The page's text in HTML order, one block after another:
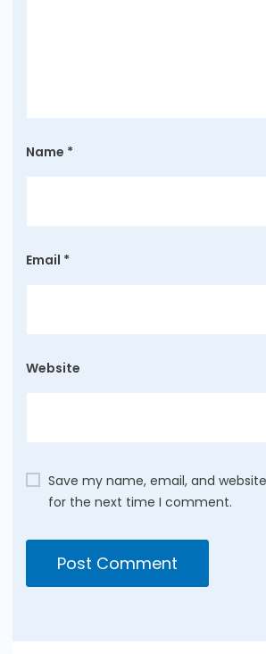
Name *
Email *
Website
Save my name, email, and
for the next time I comment.